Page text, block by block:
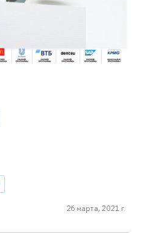
26 марта, 2021 г.